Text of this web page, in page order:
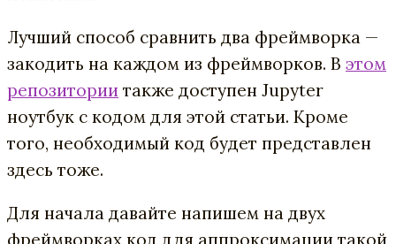
Лучший способ сравнить два фреймворка —
закодить на каждом из фреймворков. В этом
репозитории также доступен Jupyter
ноутбук с кодом для этой статьи. Кроме
того, необходимый код будет представлен
здесь тоже.
Для начала давайте напишем на двух
фреймворках код для аппроксимации такой